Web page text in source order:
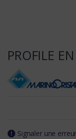
PROFILE
Signaler une erreur